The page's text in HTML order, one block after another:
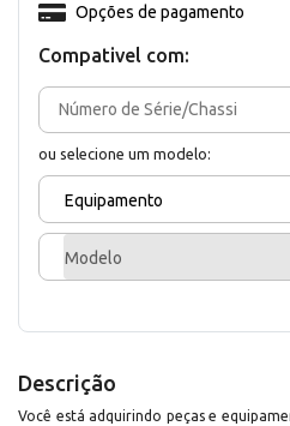
Compativel com:
ou selecione um modelo:
Equipamento
Modelo
Opções de pagamento
Descrição
Você está adquirindo peças e